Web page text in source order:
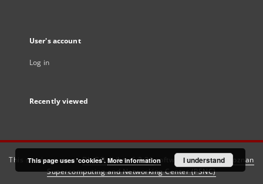
User's account
Log in
Recently viewed
This service runs onDInGO dLibra 6.3.21software created by
Poznan
Supercomputing and Networking Center (PSNC)
This page uses 'cookies'. More information I understand